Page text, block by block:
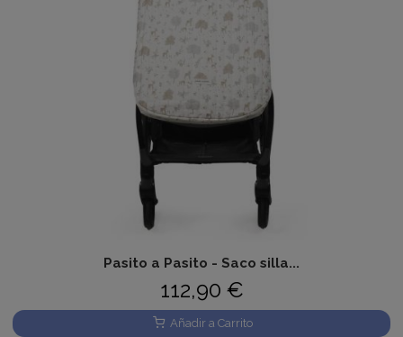
Pasito a Pasito - Saco silla...
112,90 €
Añadir a Carrito